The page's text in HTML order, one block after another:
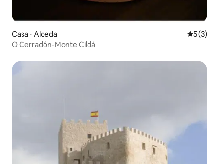
Casa ⋅ Alceda 5 de
5 (3)
O Cerradón-Monte Cildá